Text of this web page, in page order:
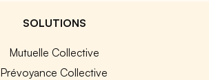
SOLUTIONS
Mutuelle Collective
Prévoyance Collective